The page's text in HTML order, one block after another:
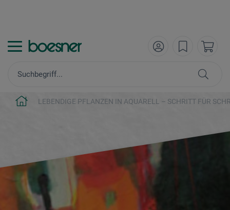
LEBENDIGE PFLANZEN IN AQUARELL – SCHRITT FÜR